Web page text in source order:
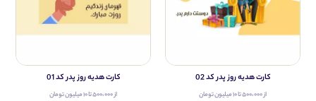
کارت هدیه روز پدر کد 02
از ۵۰۰،۰۰۰ تا ۱۰ میلیون تومان
کارت هدیه روز پدر کد 01
از ۵۰۰،۰۰۰ تا ۱۰ میلیون تومان